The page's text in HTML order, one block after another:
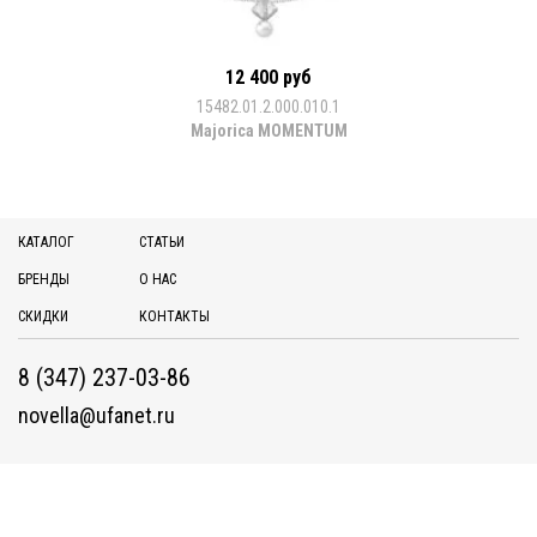
12 400 руб
15482.01.2.000.010.1
Majorica MOMENTUM
КАТАЛОГ
БРЕНДЫ
СКИДКИ
СТАТЬИ
О НАС
КОНТАКТЫ
8 (347) 237-03-86
novella@ufanet.ru